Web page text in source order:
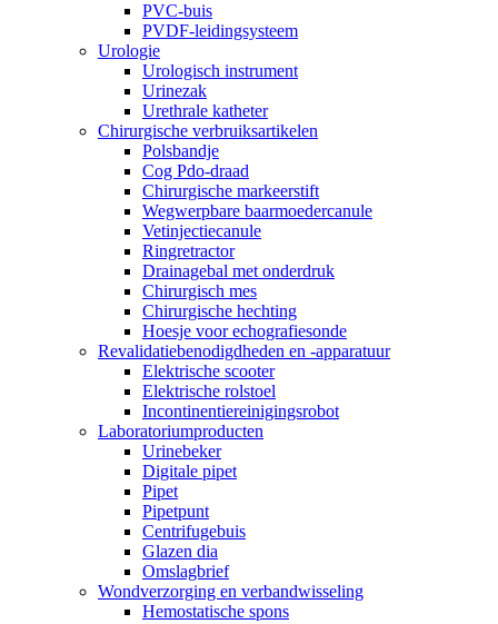
PVC-buis
PVDF-leidingsysteem
Urologie
Urologisch instrument
Urinezak
Urethrale katheter
Chirurgische verbruiksartikelen
Polsbandje
Cog Pdo-draad
Chirurgische markeerstift
Wegwerpbare baarmoedercanule
Vetinjectiecanule
Ringretractor
Drainagebal met onderdruk
Chirurgisch mes
Chirurgische hechting
Hoesje voor echografiesonde
Revalidatiebenodigdheden en -apparatuur
Elektrische scooter
Elektrische rolstoel
Incontinentiereinigingsrobot
Laboratoriumproducten
Urinebeker
Digitale pipet
Pipet
Pipetpunt
Centrifugebuis
Glazen dia
Omslagbrief
Wondverzorging en verbandwisseling
Hemostatische spons